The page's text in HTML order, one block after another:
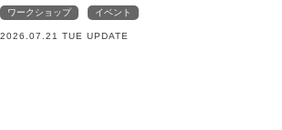
ワークショップ イベント
2026.07.21 TUE UPDATE